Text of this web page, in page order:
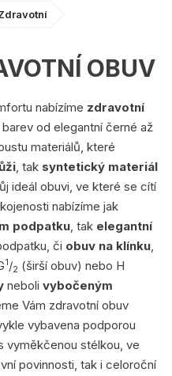
OBUV
nabízíme zdravotní
od elegantní černé až
materiálů, které
, tak syntetický materiál
ideál obuvi, ve které se cítí
nabízíme jak
podpatku, tak elegantní
či obuv na klínku,
1/2 (širší obuv) nebo H
neboli vybočeným
Vám zdravotní obuv
vybavena podporou
vyměkčenou stélkou, ve
povinnosti, tak i celoroční